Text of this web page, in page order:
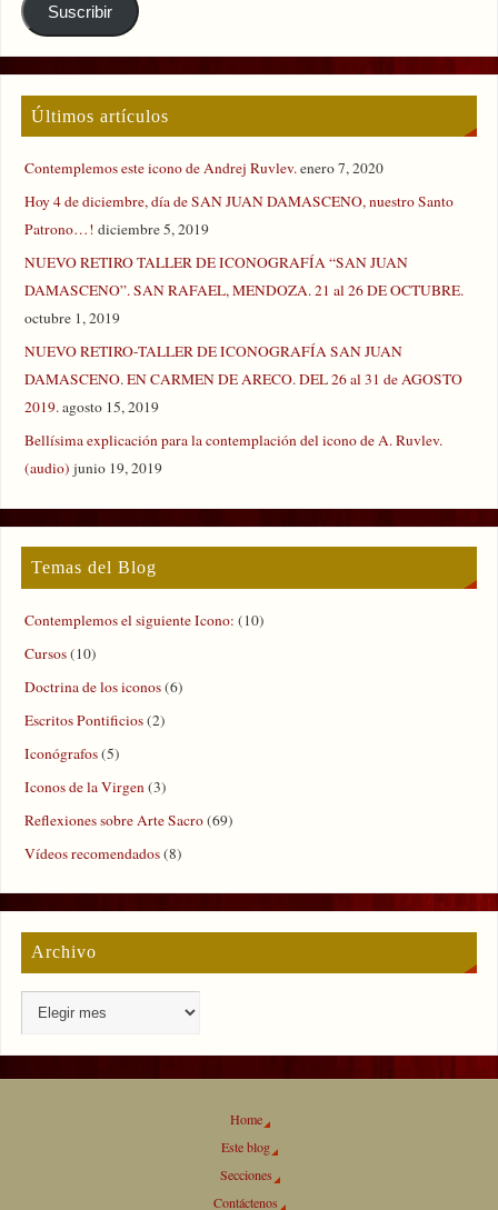
Suscribir
Últimos artículos
Contemplemos este icono de Andrej Ruvlev.enero 7, 2020
Hoy 4 de diciembre, día de SAN JUAN DAMASCENO, nuestro Santo
Patrono…! diciembre 5, 2019
NUEVO RETIRO TALLER DE ICONOGRAFÍA “SAN JUAN
DAMASCENO”. SAN RAFAEL, MENDOZA. 21 al 26 DE OCTUBRE.
octubre 1, 2019
NUEVO RETIRO-TALLER DE ICONOGRAFÍA SAN JUAN
DAMASCENO. EN CARMEN DE ARECO. DEL 26 al 31 de AGOSTO
2019.agosto 15, 2019
Bellísima explicación para la contemplación del icono de A. Ruvlev.
(audio) junio 19, 2019
Temas del Blog
Contemplemos el siguiente Icono: (10)
Cursos(10)
Doctrina de los iconos(6)
Escritos Pontificios(2)
Iconógrafos(5)
Iconos de la Virgen (3)
Reflexiones sobre Arte Sacro(69)
Vídeos recomendados(8)
Archivo
Home
Este blog
Secciones
Contáctenos